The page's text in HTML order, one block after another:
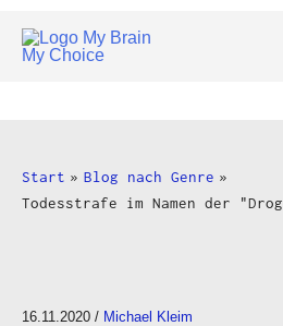
Inhalt
Start
Blog nach Genre
Todesstrafe im Namen der
16.11.2020 / Michael Kleim